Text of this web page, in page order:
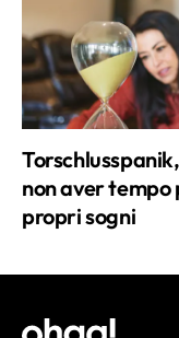
terrazzo di
un pollice verde in
mamma di
non lavoro o
il suo
ritagliarmi
tra le
da tennis,
non aver tempo
propri sogni